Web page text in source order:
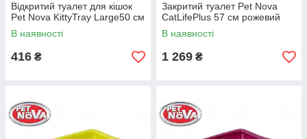
Відкритий туалет для кішок
Pet Nova KittyTray Large50 см
В наявності
416 ₴
Закритий туалет Pet Nova
CatLifePlus 57 см рожевий
В наявності
1 269 ₴